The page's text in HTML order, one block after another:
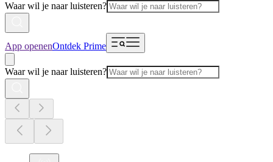
Waar wil je naar luisteren?
App openenOntdek Prime
Waar wil je naar luisteren?